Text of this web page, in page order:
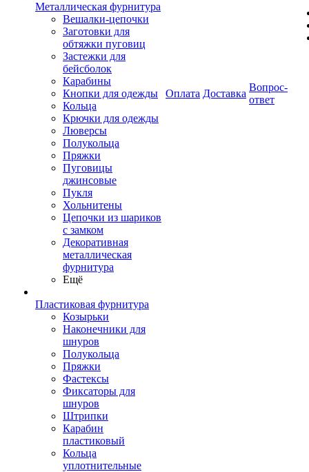
Металлическая фурнитура
Вешалки-цепочки
Заготовки для
обтяжки пуговиц
Застежки для
бейсболок
Карабины
Кнопки для одежды
Кольца
Крючки для одежды
Люверсы
Полукольца
Пряжки
Пуговицы
джинсовые
Пукля
Хольнитены
Цепочки из шариков
с замком
Декоративная
металлическая
фурнитура
Ещё
Пластиковая фурнитура
Козырьки
Наконечники для
шнуров
Полукольца
Пряжки
Фастексы
Фиксаторы для
шнуров
Штрипки
Карабин
пластиковый
Кольца
уплотнительные
Оплата Доставка
Вопрос-
ответ